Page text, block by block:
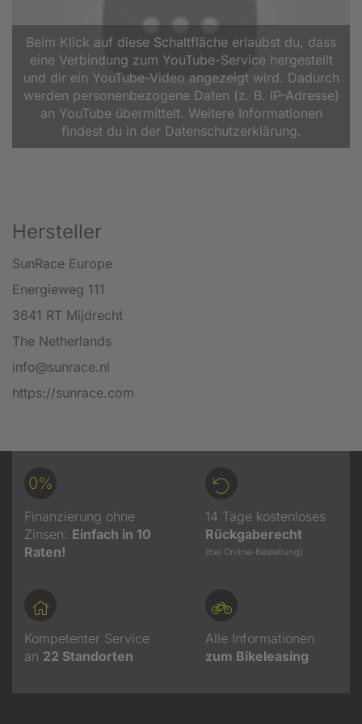
Beim Klick auf diese Schaltfläche erlaubst du, dass
eine Verbindung zum YouTube-Service hergestellt
und dir ein YouTube-Video angezeigt wird. Dadurch
werden personenbezogene Daten (z. B. IP-Adresse)
an YouTube übermittelt. Weitere Informationen
findest du in der Datenschutzerklärung.
Hersteller
SunRace Europe
Energieweg 111
3641 RT Mijdrecht
The Netherlands
info@sunrace.nl
https://sunrace.com
0%
Finanzierung ohne
Zinsen: Einfach in 10
Raten!
14 Tage kostenloses
Rückgaberecht
(bei Online-Bestellung)
Kompetenter Service
an 22 Standorten
Alle Informationen
zum Bikeleasing